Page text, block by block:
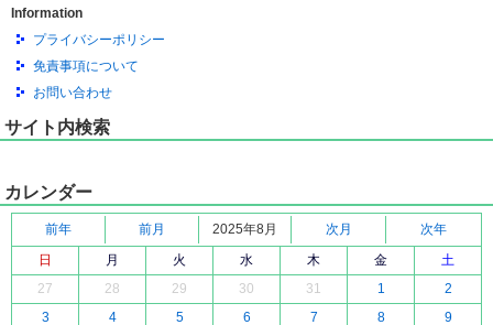
Information
プライバシーポリシー
免責事項について
お問い合わせ
サイト内検索
カレンダー
前年 前月 2025年8月 次月
次年
日
月 火 水 木 金
土
27
28 29 30 31 1
2
3
4 5 6 7 8 9